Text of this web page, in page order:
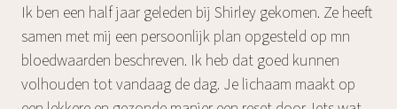
Ik ben een half jaar geleden bij Shirley gekomen. Ze heeft
samen met mij een persoonlijk plan opgesteld op mn
bloedwaarden beschreven. Ik heb dat goed kunnen
volhouden tot vandaag de dag. Je lichaam maakt op